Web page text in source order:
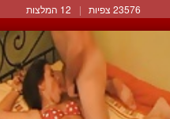
23576 צפיות | 12 המלצות